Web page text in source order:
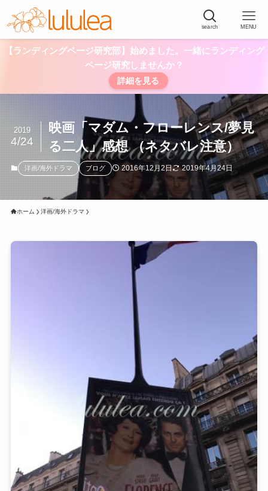
search MENU
【ランディングページ研究部】始めました。一緒にランディング
ページ研究しませんか？
詳細を見る
映画「マダム・フローレンス/夢見
る二人」感想 （ネタバレ注意）
2019
4/24
洋画/海外ドラマ ブログ 2016年12月2日 2019年4月24日
ホーム 洋画/海外ドラマ